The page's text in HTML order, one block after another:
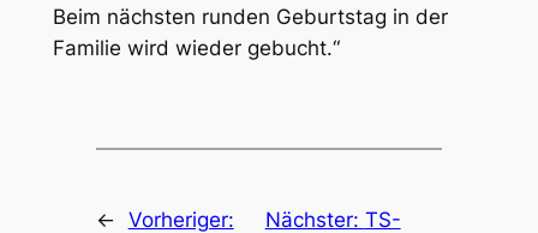
Beim nächsten runden Geburtstag in der
Familie wird wieder gebucht.“
← Vorheriger:
Nächster: TS-